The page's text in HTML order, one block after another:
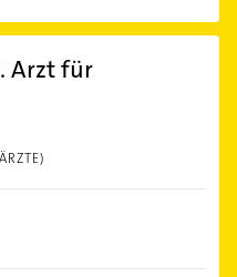
Arzt für